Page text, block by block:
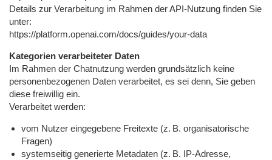
Details zur Verarbeitung im Rahmen der API-Nutzung finden Sie
unter:
https://platform.openai.com/docs/guides/your-data
Kategorien verarbeiteter Daten
Im Rahmen der Chatnutzung werden grundsätzlich keine
personenbezogenen Daten verarbeitet, es sei denn, Sie geben
diese freiwillig ein.
Verarbeitet werden:
vom Nutzer eingegebene Freitexte (z. B. organisatorische
Fragen)
systemseitig generierte Metadaten (z. B. IP-Adresse,